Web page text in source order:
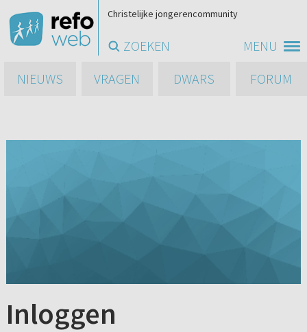
MENU
Christelijke jongerencommunity
ZOEKEN
NIEUWS
VRAGEN DWARS FORUM
Inloggen